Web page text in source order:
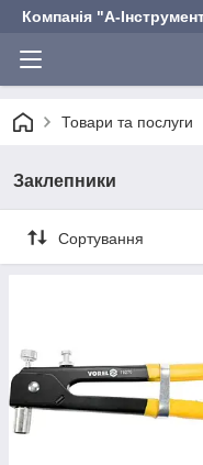
Компанія "А-
Товари та послуги
Заклепники
Сортування